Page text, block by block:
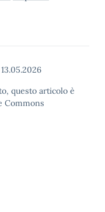
13.05.2026
questo articolo è
Commons